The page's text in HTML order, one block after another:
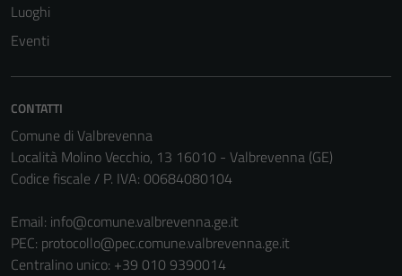
Luoghi
Eventi
CONTATTI
Comune di Valbrevenna
Località Molino Vecchio, 13 16010 - Valbrevenna (GE)
Codice fiscale / P. IVA: 00684080104
Email: info@comune.valbrevenna.ge.it
PEC: protocollo@pec.comune.valbrevenna.ge.it
Centralino unico: +39 010 9390014